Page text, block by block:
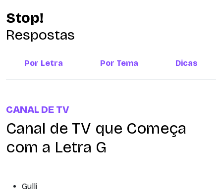
Stop!
Respostas
Por Letra Por Tema Dicas
CANAL DE TV
Canal de TV que Começa
com a Letra G
Gulli